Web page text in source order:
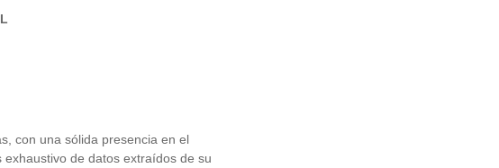
con una sólida presencia en el
de datos extraídos de su